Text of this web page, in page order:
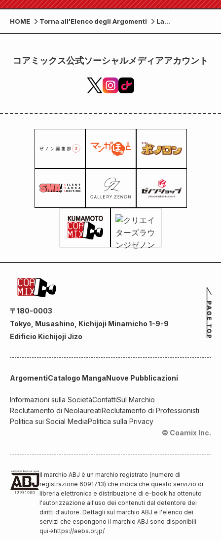
HOME Torna all'Elenco degli Argomenti
La
popolarissima
There No Gals
un anime!
コアミックス公式ソーシャルメディアアカウント
〒180-0003
Tokyo, Musashino, Kichijoji Minamicho 1-9-9
Edificio Kichijoji Jizo
ArgomentiCatalogo MangaNuove Pubblicazioni
Informazioni sulla SocietàContattiSul Marchio
Reclutamento di NeolaureatiReclutamento di Professionisti
Politica sui Social MediaPolitica sulla Privacy
© Coamix Inc.
Il marchio ABJ è un marchio registrato (numero di
registrazione 6091713) che indica che questo servizio di
libreria elettronica e distribuzione di e-book ha ottenuto
l'autorizzazione all'uso dei contenuti dal detentore dei
diritti d'autore. Dettagli sul marchio ABJ e l'elenco dei
servizi che espongono il marchio ABJ sono disponibili
qui→https://aebs.or.jp/